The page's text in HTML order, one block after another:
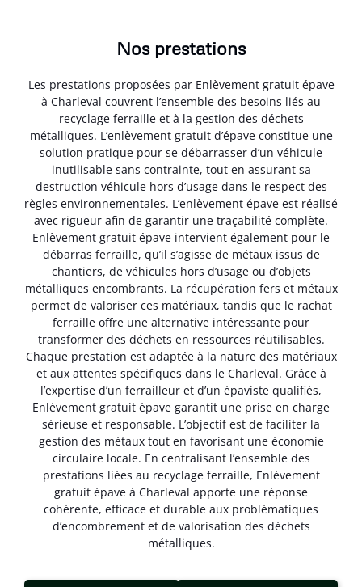
Nos prestations
Les prestations proposées par Enlèvement gratuit épave
à Charleval couvrent l’ensemble des besoins liés au
recyclage ferraille et à la gestion des déchets
métalliques. L’enlèvement gratuit d’épave constitue une
solution pratique pour se débarrasser d’un véhicule
inutilisable sans contrainte, tout en assurant sa
destruction véhicule hors d’usage dans le respect des
règles environnementales. L’enlèvement épave est réalisé
avec rigueur afin de garantir une traçabilité complète.
Enlèvement gratuit épave intervient également pour le
débarras ferraille, qu’il s’agisse de métaux issus de
chantiers, de véhicules hors d’usage ou d’objets
métalliques encombrants. La récupération fers et métaux
permet de valoriser ces matériaux, tandis que le rachat
ferraille offre une alternative intéressante pour
transformer des déchets en ressources réutilisables.
Chaque prestation est adaptée à la nature des matériaux
et aux attentes spécifiques dans le Charleval. Grâce à
l’expertise d’un ferrailleur et d’un épaviste qualifiés,
Enlèvement gratuit épave garantit une prise en charge
sérieuse et responsable. L’objectif est de faciliter la
gestion des métaux tout en favorisant une économie
circulaire locale. En centralisant l’ensemble des
prestations liées au recyclage ferraille, Enlèvement
gratuit épave à Charleval apporte une réponse
cohérente, efficace et durable aux problématiques
d’encombrement et de valorisation des déchets
métalliques.